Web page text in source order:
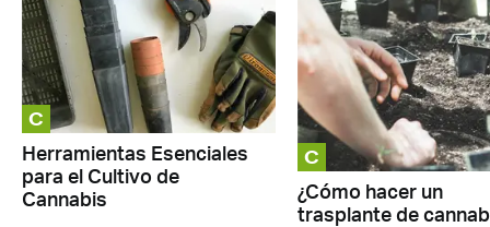
C
Herramientas Esenciales
para el Cultivo de
Cannabis
C
¿Cómo hacer un
trasplante de